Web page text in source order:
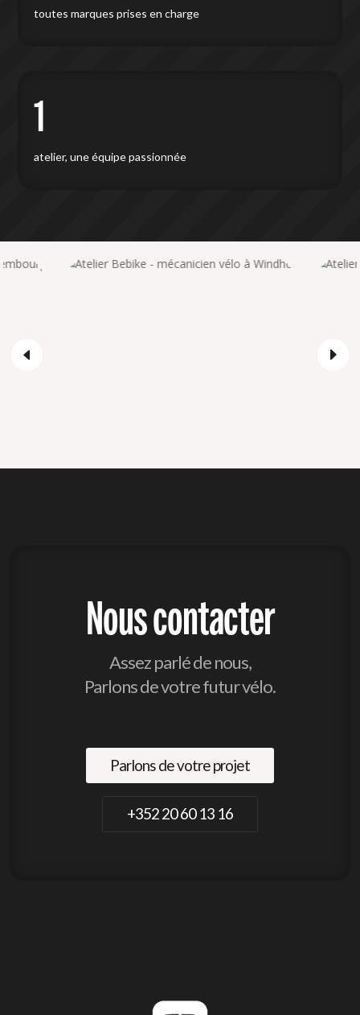
toutes marques prises en charge
1
atelier, une équipe passionnée
Nous contacter
Assez parlé de nous,
Parlons de votre futur vélo.
Parlons de votre projet
+352 20 60 13 16